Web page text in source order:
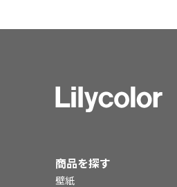
商品を探す
壁紙